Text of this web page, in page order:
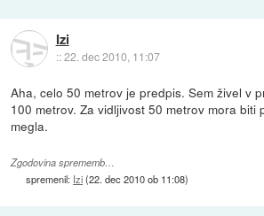
Izi
::22. dec 2010, 11:07
Aha, celo 50 metrov je predpis. Sem živel v
100 metrov. Za vidljivost 50 metrov mora biti
megla.
Zgodovina sprememb…
spremenil: Izi(22. dec 2010 ob 11:08)